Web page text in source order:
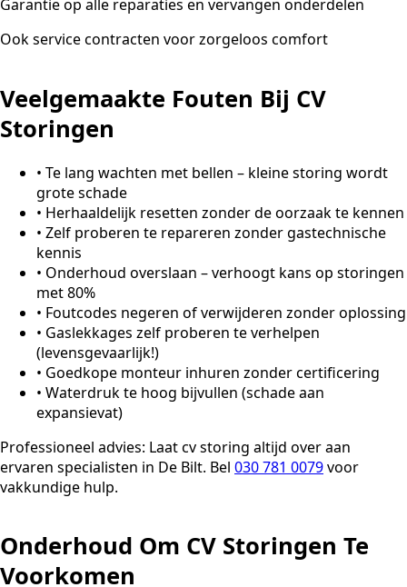
Garantie op alle reparaties en vervangen onderdelen
Ook service contracten voor zorgeloos comfort
Veelgemaakte Fouten Bij CV
Storingen
• Te lang wachten met bellen – kleine storing wordt
grote schade
• Herhaaldelijk resetten zonder de oorzaak te kennen
• Zelf proberen te repareren zonder gastechnische
kennis
• Onderhoud overslaan – verhoogt kans op storingen
met 80%
• Foutcodes negeren of verwijderen zonder oplossing
• Gaslekkages zelf proberen te verhelpen
(levensgevaarlijk!)
• Goedkope monteur inhuren zonder certificering
• Waterdruk te hoog bijvullen (schade aan
expansievat)
Professioneel advies: Laat cv storing altijd over aan
ervaren specialisten in De Bilt. Bel 030 781 0079voor
vakkundige hulp.
Onderhoud Om CV Storingen Te
Voorkomen